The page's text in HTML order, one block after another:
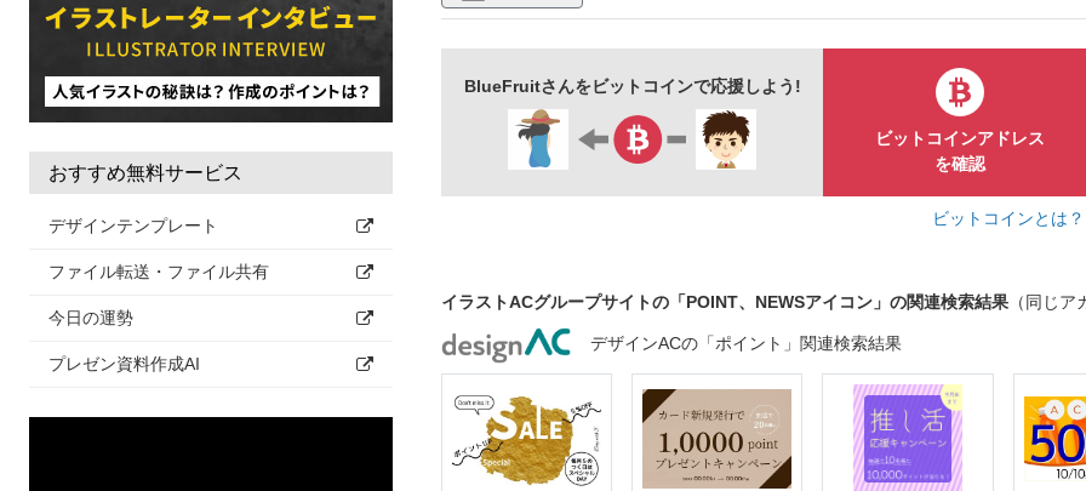
おすすめ無料サービス
デザインテンプレート
ファイル転送・ファイル共有
今日の運勢
プレゼン資料作成AI
BlueFruitさんをビットコインで応援しよう!
ビットコインアドレス
を確認
ビットコインとは？
イラストACグループサイトの「POINT、NEWSアイコン」の関連検索結果 （同じ
デザインACの「ポイント」関連検索結果